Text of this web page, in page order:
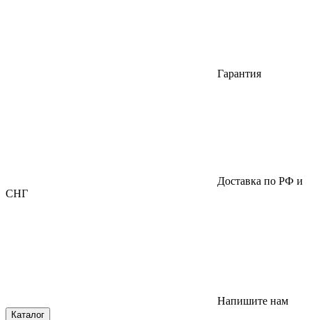
Гарантия
Доставка по РФ и
СНГ
Напишите нам
Каталог